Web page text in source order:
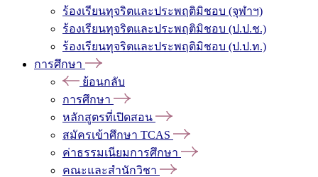
ร้องเรียนทุจริตและประพฤติมิชอบ (จุฬาฯ)
ร้องเรียนทุจริตและประพฤติมิชอบ (ป.ป.ช.)
ร้องเรียนทุจริตและประพฤติมิชอบ (ป.ป.ท.)
การศึกษา
ย้อนกลับ
การศึกษา
หลักสูตรที่เปิดสอน
สมัครเข้าศึกษา TCAS
ค่าธรรมเนียมการศึกษา
คณะและสำนักวิชา